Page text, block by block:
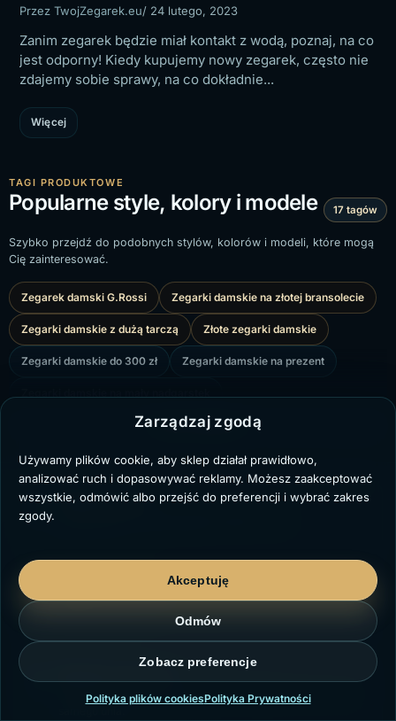
Zarządzaj zgodą
Używamy plików cookie, aby sklep działał prawidłowo,
analizować ruch i dopasowywać reklamy. Możesz zaakceptować
wszystkie, odmówić albo przejść do preferencji i wybrać zakres
zgody.
Akceptuję
Odmów
Zobacz preferencje
Polityka plików cookiesPolityka Prywatności
Przez TwojZegarek.eu/ 24 lutego, 2023
Zanim zegarek będzie miał kontakt z wodą, poznaj, na co
jest odporny! Kiedy kupujemy nowy zegarek, często nie
zdajemy sobie sprawy, na co dokładnie...
Więcej
TAGI PRODUKTOWE
Popularne style, kolory i modele 17 tagów
Szybko przejdź do podobnych stylów, kolorów i modeli, które mogą
Cię zainteresować.
Zegarek damski G.Rossi Zegarki damskie na złotej bransolecie
Zegarki damskie z dużą tarczą Złote zegarki damskie
Zegarki damskie do 300 zł Zegarki damskie na prezent
Zegarki damskie na srebrnej bransolecie
Zegarki damskie z cyrkoniami Zegarki damskie Casio
Srebrne zegarki damskie Zegarki damskie Giewont
Czarne zegarki damskie
Zegarki damskie prostokątne
Zegarki damskie na czarnej bransolecie
POKAŻ WIĘCEJ
14 dni na zwrot
Oryginalne produkty
Zamów w dzień roboczy do 13:00, a wyślemy jeszcze tego